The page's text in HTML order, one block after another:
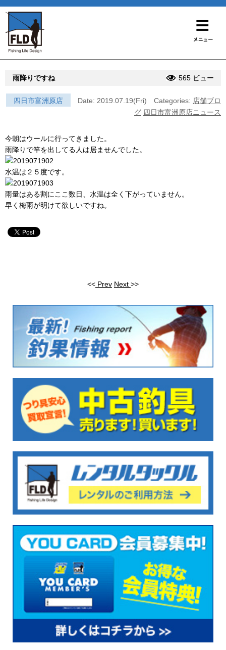
雨降りですね 565 ビュー
四日市富洲原店 Date: 2019.07.19(Fri) Categories: 店舗ブロ
グ 四日市富洲原店ニュース
今朝はウールに行ってきました。
雨降りで竿を出してる人は居ませんでした。
水温は２５度です。
雨量はある割にここ数日、水温は全く下がっていません。
早く梅雨が明けて欲しいですね。
<< Prev Next >>